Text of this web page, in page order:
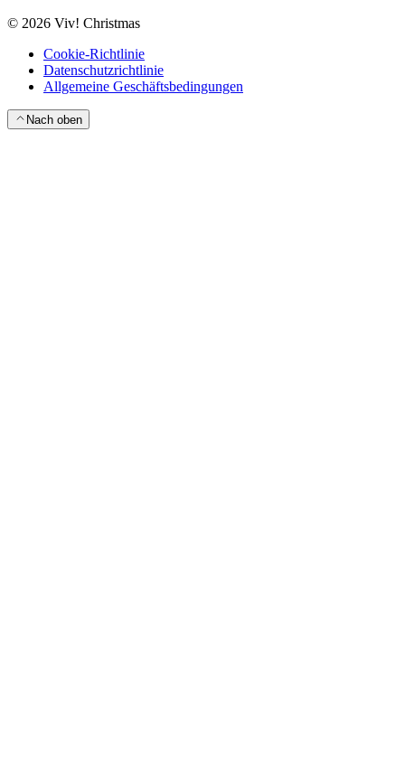
© 2026 Viv! Christmas
Cookie-Richtlinie
Datenschutzrichtlinie
Allgemeine Geschäftsbedingungen
Nach oben